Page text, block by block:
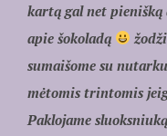
kartą gal net
apie šokoladą
sumaišome su
mėtomis trintomis
Paklojame